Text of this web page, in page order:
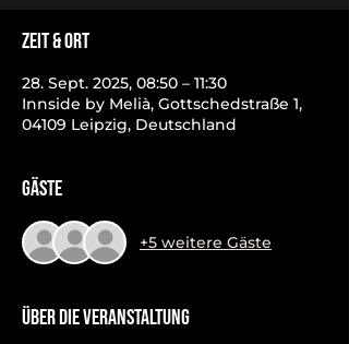
Zeit & Ort
28. Sept. 2025, 08:50 – 11:30
Innside by Melià, Gottschedstraße 1,
04109 Leipzig, Deutschland
Gäste
+5 weitere Gäste
Über die Veranstaltung